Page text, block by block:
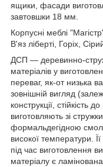
ящики, фасади
завтовшки 18 мм.
Корпусні меблі
В'яз ліберті, Горіх,
ДСП — деревинно-
матеріалів у
переваг, як-от низька
зовнішній вигляд
конструкції,
виготовляють зі
формальдегідною
високої температури.
під час виготовлення
матеріалу є